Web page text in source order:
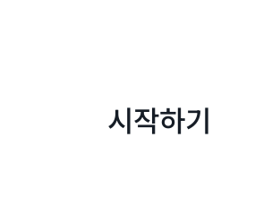
시작하기